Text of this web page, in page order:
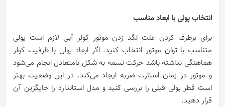
انتخاب پولی با ابعاد مناسب
برای برطرف کردن علت لگد زدن موتور کولر آبی لازم است پولی
متناسب با توان موتور انتخاب کنید. اگر ابعاد پولی با ظرفیت کولر
هماهنگی نداشته باشد حرکت تسمه به شکل نامتعادل انجام می‌شود
و موتور در زمان استارت ضربه ایجاد می‌کند. در این وضعیت بهتر
است قطر پولی قبلی را بررسی کنید و مدل استاندارد را جایگزین آن
قرار دهید.